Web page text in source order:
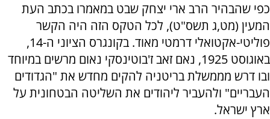
כפי שהבהיר הרב ארי יצחק שבט במאמרו בכתב העת
המעין (מט,ג תשס"ט), לכל הטקס הזה היה הקשר
פוליטי-אקטואלי דרמטי מאוד. בקונגרס הציוני ה-14,
באוגוסט 1925, נאם זאב ז'בוטינסקי נאום מרשים במיוחד
ובו דרש מממשלת בריטניה להקים מחדש את "הגדודים
העבריים" ולהעביר ליהודים את השליטה הבטחונית על
ארץ ישראל.